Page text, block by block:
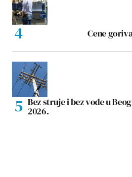
Cene
Bez struje i bez vode u
2026.